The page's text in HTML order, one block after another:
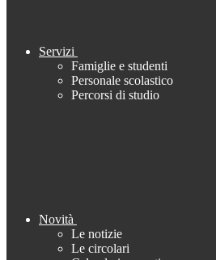
Servizi
Famiglie e studenti
Personale scolastico
Percorsi di studio
Novità
Le notizie
Le circolari